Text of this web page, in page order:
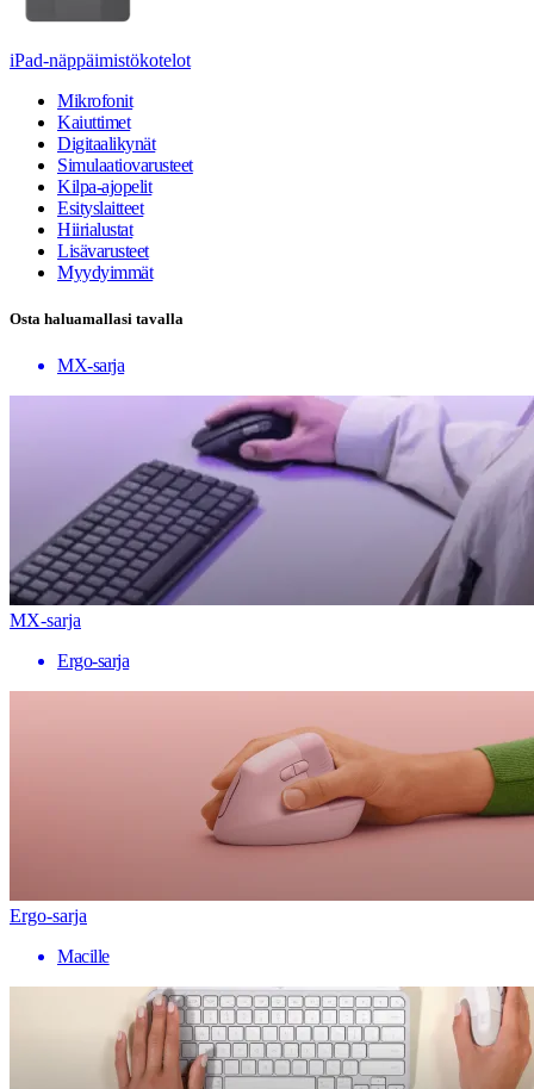
iPad-näppäimistökotelot
Mikrofonit
Kaiuttimet
Digitaalikynät
Simulaatiovarusteet
Kilpa-ajopelit
Esityslaitteet
Hiirialustat
Lisävarusteet
Myydyimmät
Osta haluamallasi tavalla
MX-sarja
MX-sarja
Ergo-sarja
Ergo-sarja
Macille